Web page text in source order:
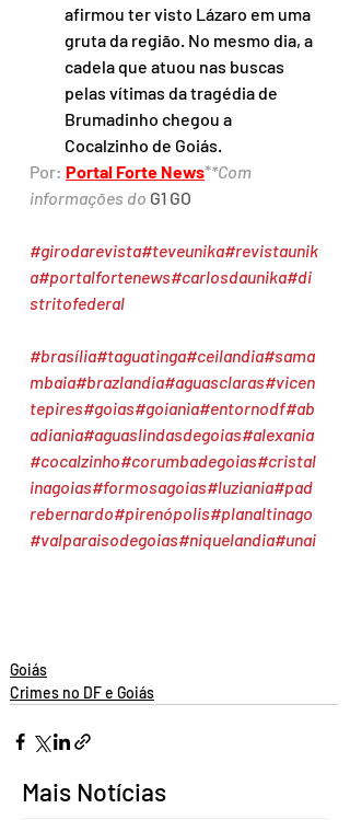
afirmou ter visto Lázaro em uma
gruta da região. No mesmo dia, a
cadela que atuou nas buscas
pelas vítimas da tragédia de
Brumadinho chegou a
Cocalzinho de Goiás.
Por: Portal Forte News**Com
informações do G1 GO
#girodarevista#teveunika#revistaunik
a#portalfortenews#carlosdaunika#di
stritofederal
#brasília#taguatinga#ceilandia#sama
mbaia#brazlandia#aguasclaras#vicen
tepires#goias#goiania#entornodf#ab
adiania#aguaslindasdegoias#alexania
#cocalzinho#corumbadegoias#cristal
inagoias#formosagoias#luziania#pad
rebernardo#pirenópolis#planaltinago
#valparaisodegoias#niquelandia#unai
Goiás
Crimes no DF e Goiás
Mais Notícias